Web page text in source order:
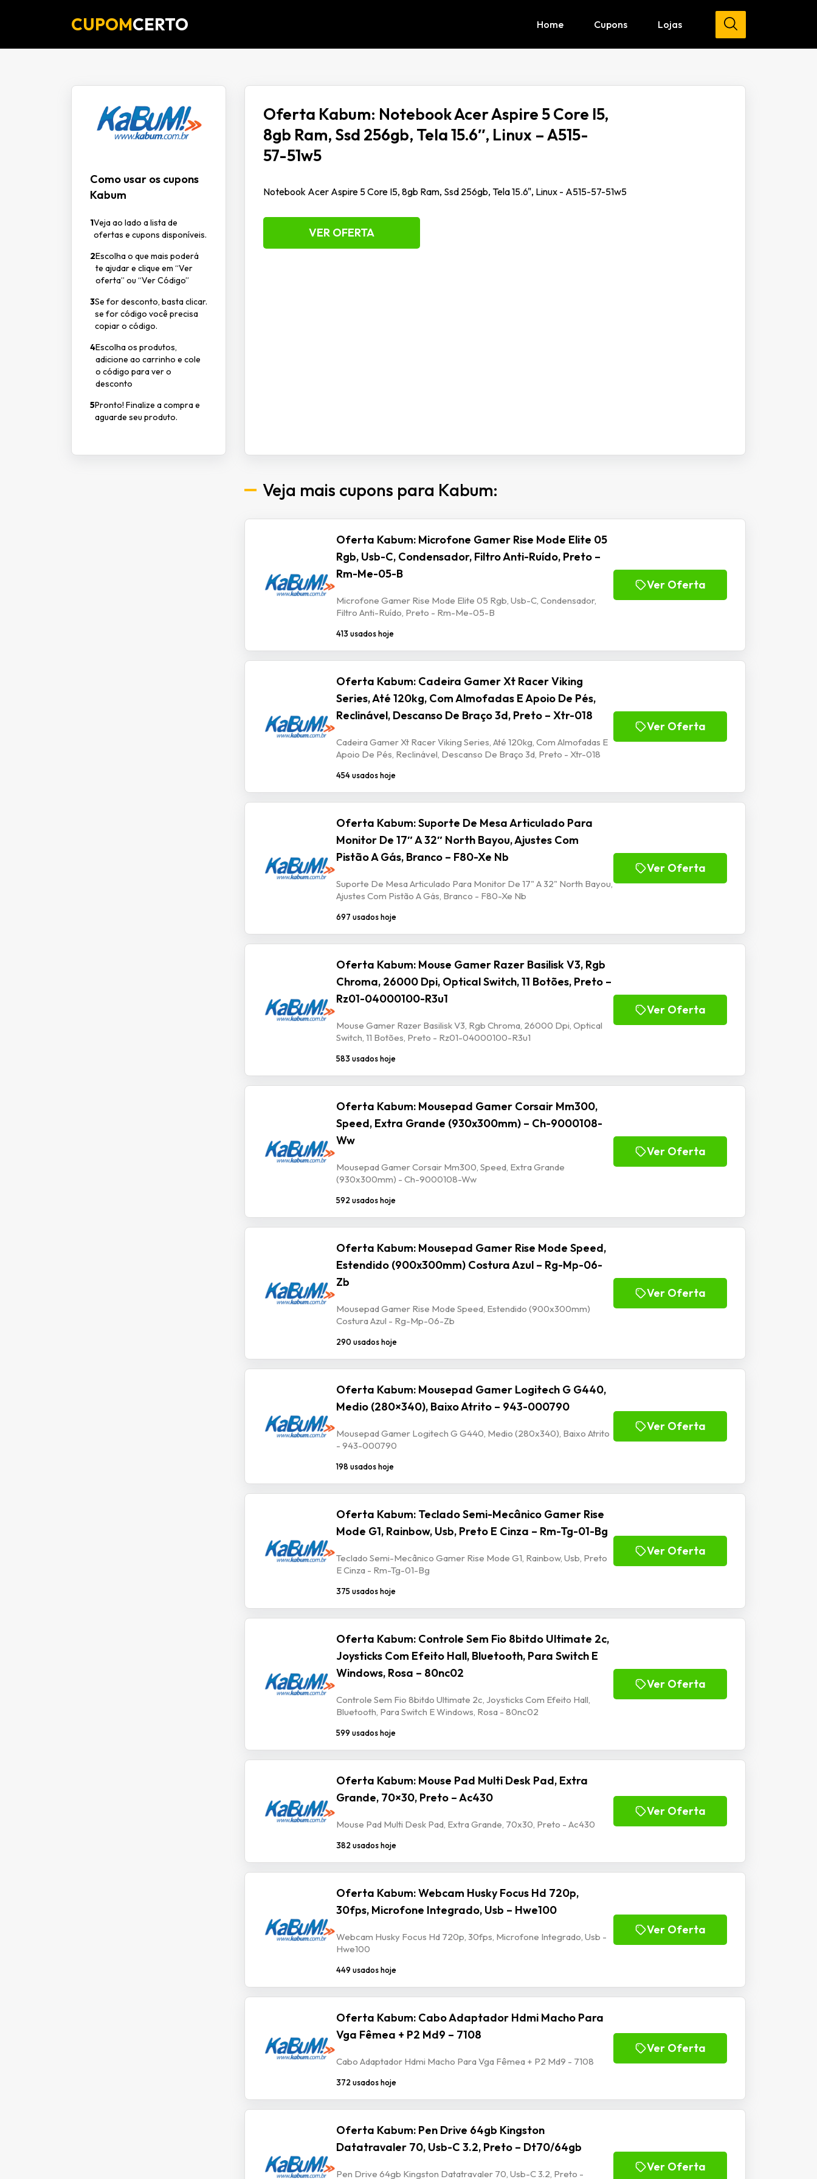
CUPOMCERTO Home Cupons Lojas
Como usar os cupons
Kabum
1Veja ao lado a lista de
ofertas e cupons disponíveis.
2Escolha o que mais poderá
te ajudar e clique em “Ver
oferta” ou “Ver Código”
3Se for desconto, basta clicar.
se for código você precisa
copiar o código.
4Escolha os produtos,
adicione ao carrinho e cole
o código para ver o
desconto
5Pronto! Finalize a compra e
aguarde seu produto.
Oferta Kabum: Notebook Acer Aspire 5 Core I5,
8gb Ram, Ssd 256gb, Tela 15.6″, Linux – A515-
57-51w5
Notebook Acer Aspire 5 Core I5, 8gb Ram, Ssd 256gb, Tela 15.6", Linux - A515-57-51w5
VER OFERTA
Veja mais cupons para Kabum:
Oferta Kabum: Microfone Gamer Rise Mode Elite 05
Rgb, Usb-C, Condensador, Filtro Anti-Ruído, Preto –
Rm-Me-05-B
Microfone Gamer Rise Mode Elite 05 Rgb, Usb-C, Condensador,
Filtro Anti-Ruído, Preto - Rm-Me-05-B
413 usados hoje
Ver Oferta
Oferta Kabum: Cadeira Gamer Xt Racer Viking
Series, Até 120kg, Com Almofadas E Apoio De Pés,
Reclinável, Descanso De Braço 3d, Preto – Xtr-018
Cadeira Gamer Xt Racer Viking Series, Até 120kg, Com Almofadas E
Apoio De Pés, Reclinável, Descanso De Braço 3d, Preto - Xtr-018
454 usados hoje
Ver Oferta
Oferta Kabum: Suporte De Mesa Articulado Para
Monitor De 17″ A 32″ North Bayou, Ajustes Com
Pistão A Gás, Branco – F80-Xe Nb
Suporte De Mesa Articulado Para Monitor De 17" A 32" North Bayou,
Ajustes Com Pistão A Gás, Branco - F80-Xe Nb
697 usados hoje
Ver Oferta
Oferta Kabum: Mouse Gamer Razer Basilisk V3, Rgb
Chroma, 26000 Dpi, Optical Switch, 11 Botões, Preto –
Rz01-04000100-R3u1
Mouse Gamer Razer Basilisk V3, Rgb Chroma, 26000 Dpi, Optical
Switch, 11 Botões, Preto - Rz01-04000100-R3u1
583 usados hoje
Ver Oferta
Oferta Kabum: Mousepad Gamer Corsair Mm300,
Speed, Extra Grande (930x300mm) – Ch-9000108-
Ww
Mousepad Gamer Corsair Mm300, Speed, Extra Grande
(930x300mm) - Ch-9000108-Ww
592 usados hoje
Ver Oferta
Oferta Kabum: Mousepad Gamer Rise Mode Speed,
Estendido (900x300mm) Costura Azul – Rg-Mp-06-
Zb
Mousepad Gamer Rise Mode Speed, Estendido (900x300mm)
Costura Azul - Rg-Mp-06-Zb
290 usados hoje
Ver Oferta
Oferta Kabum: Mousepad Gamer Logitech G G440,
Medio (280×340), Baixo Atrito – 943-000790
Mousepad Gamer Logitech G G440, Medio (280x340), Baixo Atrito
- 943-000790
198 usados hoje
Ver Oferta
Oferta Kabum: Teclado Semi-Mecânico Gamer Rise
Mode G1, Rainbow, Usb, Preto E Cinza – Rm-Tg-01-Bg
Teclado Semi-Mecânico Gamer Rise Mode G1, Rainbow, Usb, Preto
E Cinza - Rm-Tg-01-Bg
375 usados hoje
Ver Oferta
Oferta Kabum: Controle Sem Fio 8bitdo Ultimate 2c,
Joysticks Com Efeito Hall, Bluetooth, Para Switch E
Windows, Rosa – 80nc02
Controle Sem Fio 8bitdo Ultimate 2c, Joysticks Com Efeito Hall,
Bluetooth, Para Switch E Windows, Rosa - 80nc02
599 usados hoje
Ver Oferta
Oferta Kabum: Mouse Pad Multi Desk Pad, Extra
Grande, 70×30, Preto – Ac430
Mouse Pad Multi Desk Pad, Extra Grande, 70x30, Preto - Ac430
382 usados hoje
Ver Oferta
Oferta Kabum: Webcam Husky Focus Hd 720p,
30fps, Microfone Integrado, Usb – Hwe100
Webcam Husky Focus Hd 720p, 30fps, Microfone Integrado, Usb -
Hwe100
449 usados hoje
Ver Oferta
Oferta Kabum: Cabo Adaptador Hdmi Macho Para
Vga Fêmea + P2 Md9 – 7108
Cabo Adaptador Hdmi Macho Para Vga Fêmea + P2 Md9 - 7108
372 usados hoje
Ver Oferta
Oferta Kabum: Pen Drive 64gb Kingston
Datatravaler 70, Usb-C 3.2, Preto – Dt70/64gb
Pen Drive 64gb Kingston Datatravaler 70, Usb-C 3.2, Preto -
Ver Oferta